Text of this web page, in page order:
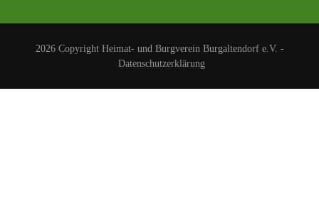
2026 Copyright Heimat- und Burgverein Burgaltendorf e.V. -
Datenschutzerklärung